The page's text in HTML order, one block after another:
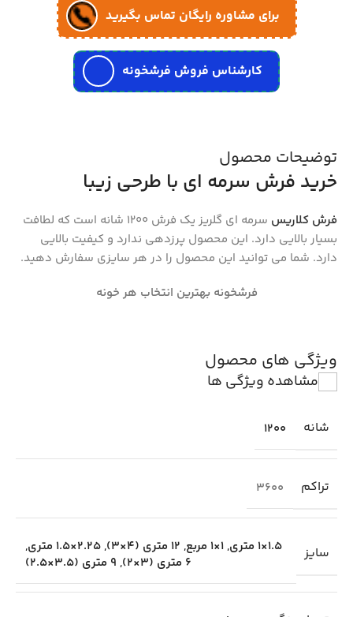
برای مشاوره رایگان تماس بگیرید
کارشناس فروش فرشخونه
توضیحات محصول
خرید فرش سرمه ای با طرحی زیبا
فرش کلاریس
سرمه ای گلریز یک فرش 1200 شانه است که لطافت
بسیار بالایی دارد. این محصول پرزدهی ندارد و کیفیت بالایی
دارد. شما می توانید این محصول را در هر سایزی سفارش دهید.
فرشخونه بهترین انتخاب هر خونه
ویژگی های محصول
مشاهده ویژگی ها
شانه 1200
تراکم 3600
سایز 1.5×1 متری ,1×1 مربع , 12 متری (4×3) ,2.25×1.5 متری
,
6 متری (3×2)
, 9 متری (3.5×2.5)